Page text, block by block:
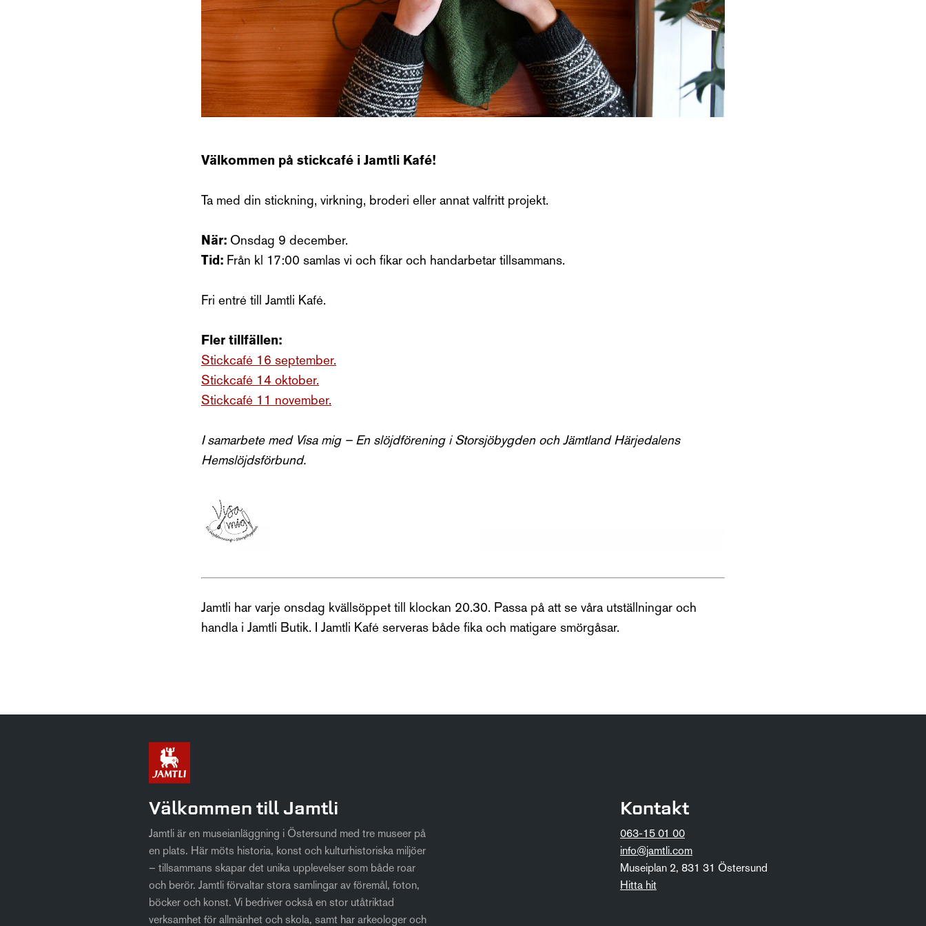
Välkommen på stickcafé i Jamtli Kafé!
Ta med din stickning, virkning, broderi eller annat valfritt projekt.
När: Onsdag 9 december.
Tid:Från kl 17:00 samlas vi och fikar och handarbetar tillsammans.
Fri entré till Jamtli Kafé.
Fler tillfällen:
Stickcafé 16 september.
Stickcafé 14 oktober.
Stickcafé 11 november.
I samarbete med Visa mig – En slöjdförening i Storsjöbygden ochJämtland Härjedalens
Hemslöjdsförbund.
Jamtli har varje onsdag kvällsöppet till klockan 20.30. Passa på att se våra utställningar och
handla i Jamtli Butik. I Jamtli Kafé serveras både fika och matigare smörgåsar.
Välkommen till Jamtli
Jamtli är en museianläggning i Östersund med tre museer på
en plats. Här möts historia, konst och kulturhistoriska miljöer
– tillsammans skapar det unika upplevelser som både roar
och berör. Jamtli förvaltar stora samlingar av föremål, foton,
böcker och konst. Vi bedriver också en stor utåtriktad
verksamhet för allmänhet och skola, samt har arkeologer och
Kontakt
063-15 01 00
info@jamtli.com
Museiplan 2, 831 31 Östersund
Hitta hit